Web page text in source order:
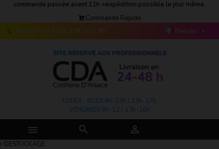
commande passée avant 11h =expédition possible le jour même.
Commande Rapide
Téléphone: + 33 (0) 3 89 30 12 90 Français 
LUNDI - JEUDI 8h-12h / 13h-17h
VENDREDI 8h-12 / 13h-16h
  
DESTOCKAGE